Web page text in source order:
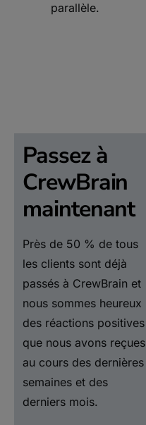
parallèle.
Passez à
CrewBrain
maintenant
Près de 50 % de tous
les clients sont déjà
passés à CrewBrain et
nous sommes heureux
des réactions positives
que nous avons reçues
au cours des dernières
semaines et des
derniers mois.